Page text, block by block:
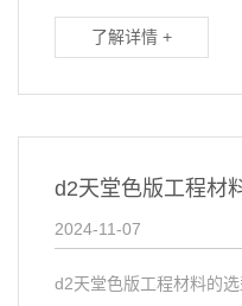
了解详情 +
d2天堂色版工程
2024-11-07
d2天堂色版工程材料